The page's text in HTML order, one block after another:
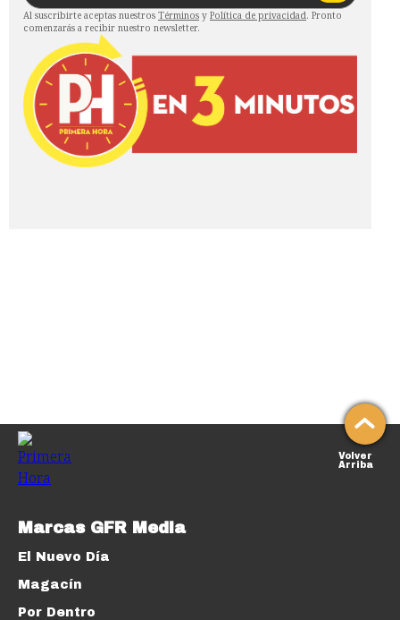
Al suscribirte aceptas nuestros Términos y Política de privacidad. Pronto
comenzarás a recibir nuestro newsletter.
Volver
Arriba
Marcas GFR Media
El Nuevo Día
Magacín
Por Dentro